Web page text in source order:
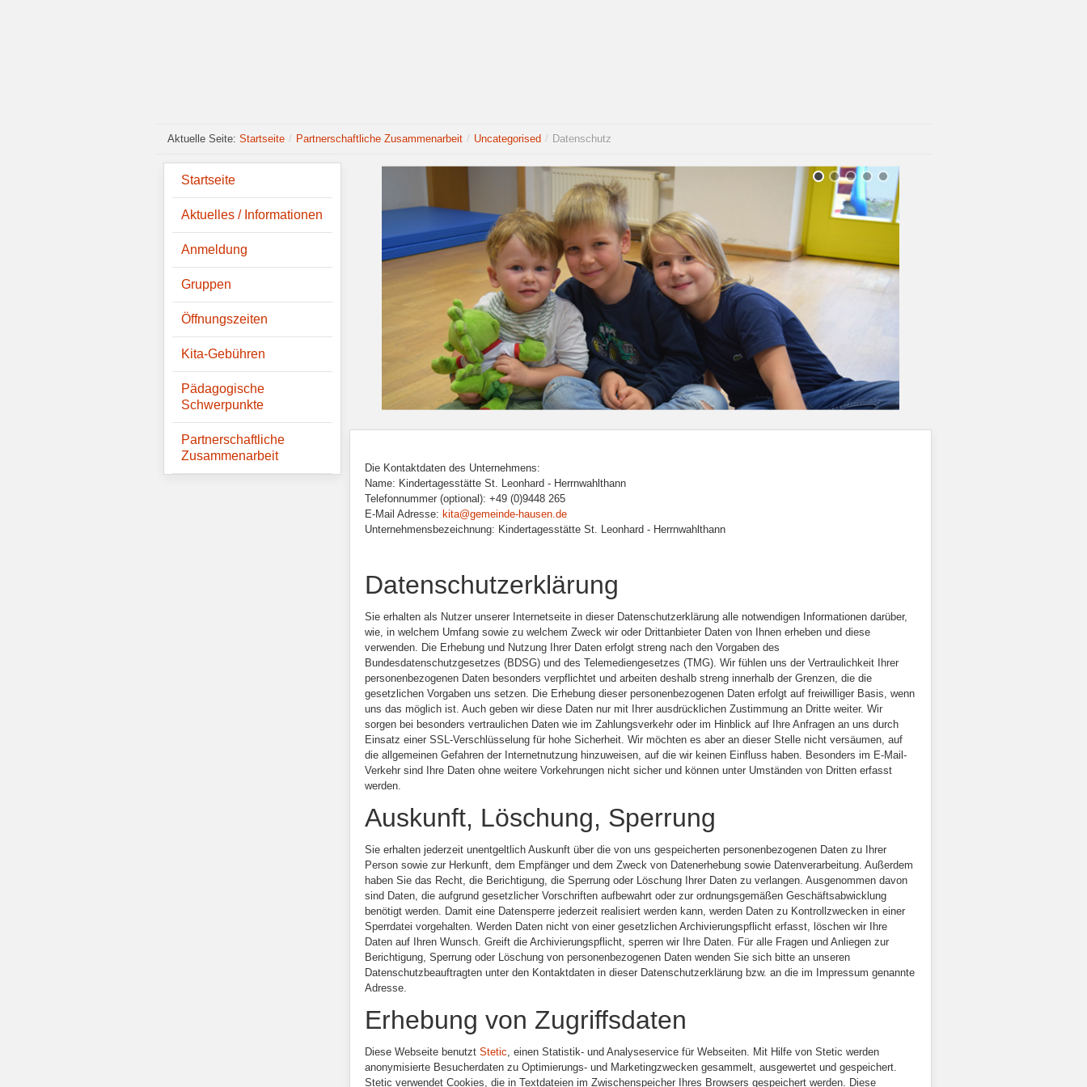
Aktuelle Seite: Startseite / Partnerschaftliche Zusammenarbeit / Uncategorised / Datenschutz
Startseite
Aktuelles / Informationen
Anmeldung
Gruppen
Öffnungszeiten
Kita-Gebühren
Pädagogische
Schwerpunkte
Partnerschaftliche
Zusammenarbeit
Die Kontaktdaten des Unternehmens:
Name: Kindertagesstätte St. Leonhard - Herrnwahlthann
Telefonnummer (optional): +49 (0)9448 265
E-Mail Adresse: kita@gemeinde-hausen.de
Unternehmensbezeichnung: Kindertagesstätte St. Leonhard - Herrnwahlthann
Datenschutzerklärung
Sie erhalten als Nutzer unserer Internetseite in dieser Datenschutzerklärung alle notwendigen Informationen darüber,
wie, in welchem Umfang sowie zu welchem Zweck wir oder Drittanbieter Daten von Ihnen erheben und diese
verwenden. Die Erhebung und Nutzung Ihrer Daten erfolgt streng nach den Vorgaben des
Bundesdatenschutzgesetzes (BDSG) und des Telemediengesetzes (TMG). Wir fühlen uns der Vertraulichkeit Ihrer
personenbezogenen Daten besonders verpflichtet und arbeiten deshalb streng innerhalb der Grenzen, die die
gesetzlichen Vorgaben uns setzen. Die Erhebung dieser personenbezogenen Daten erfolgt auf freiwilliger Basis, wenn
uns das möglich ist. Auch geben wir diese Daten nur mit Ihrer ausdrücklichen Zustimmung an Dritte weiter. Wir
sorgen bei besonders vertraulichen Daten wie im Zahlungsverkehr oder im Hinblick auf Ihre Anfragen an uns durch
Einsatz einer SSL-Verschlüsselung für hohe Sicherheit. Wir möchten es aber an dieser Stelle nicht versäumen, auf
die allgemeinen Gefahren der Internetnutzung hinzuweisen, auf die wir keinen Einfluss haben. Besonders im E-Mail-
Verkehr sind Ihre Daten ohne weitere Vorkehrungen nicht sicher und können unter Umständen von Dritten erfasst
werden.
Auskunft, Löschung, Sperrung
Sie erhalten jederzeit unentgeltlich Auskunft über die von uns gespeicherten personenbezogenen Daten zu Ihrer
Person sowie zur Herkunft, dem Empfänger und dem Zweck von Datenerhebung sowie Datenverarbeitung. Außerdem
haben Sie das Recht, die Berichtigung, die Sperrung oder Löschung Ihrer Daten zu verlangen. Ausgenommen davon
sind Daten, die aufgrund gesetzlicher Vorschriften aufbewahrt oder zur ordnungsgemäßen Geschäftsabwicklung
benötigt werden. Damit eine Datensperre jederzeit realisiert werden kann, werden Daten zu Kontrollzwecken in einer
Sperrdatei vorgehalten. Werden Daten nicht von einer gesetzlichen Archivierungspflicht erfasst, löschen wir Ihre
Daten auf Ihren Wunsch. Greift die Archivierungspflicht, sperren wir Ihre Daten. Für alle Fragen und Anliegen zur
Berichtigung, Sperrung oder Löschung von personenbezogenen Daten wenden Sie sich bitte an unseren
Datenschutzbeauftragten unter den Kontaktdaten in dieser Datenschutzerklärung bzw. an die im Impressum genannte
Adresse.
Erhebung von Zugriffsdaten
Diese Webseite benutzt Stetic, einen Statistik- und Analyseservice für Webseiten. Mit Hilfe von Stetic werden
anonymisierte Besucherdaten zu Optimierungs- und Marketingzwecken gesammelt, ausgewertet und gespeichert.
Stetic verwendet Cookies, die in Textdateien im Zwischenspeicher Ihres Browsers gespeichert werden. Diese